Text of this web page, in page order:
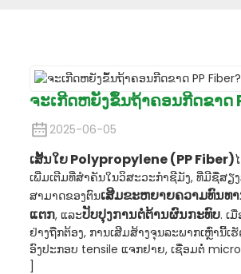
ຈະເກີດຫຍັງຂຶ້ນຖ້າຄອນກີດຂາດ
2025-06-05
ເສັ້ນໃຍ Polypropylene (PP Fiber)
ເພີ່ມເຕີມທີ່ສໍາຄັນໃນວິສະວະກໍາຊີມັງ, ທີ່ມີຊື່ສຽ
ສາມາດຂອງຕົນເສີມຂະຫຍາຍຄວາມທົນທ
ແຕກ, ແລະປັບປຸງການຕໍ່ຕ້ານຜົນກະທົບ. ເ
ຢ່າງຖືກຕ້ອງ, ການເສີມສ້າງຈຸນລະພາກເຫຼົ່ານີ້ເ
ອົງປະກອບ tensile ແຈກຢາຍ, ເຊື່ອມຕໍ່
]